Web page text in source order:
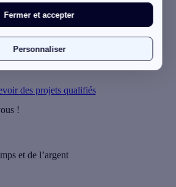
Fermer et accepter
Personnaliser
au téléphone
faciliter la vie
vous accompagner
des projets qualifiés
!
et de l’argent